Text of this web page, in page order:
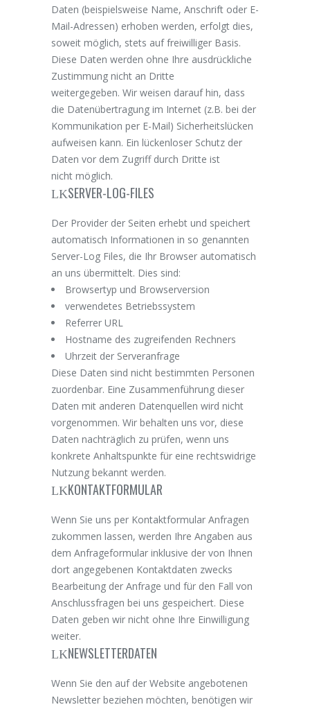
Daten (beispielsweise Name, Anschrift oder E-
Mail-Adressen) erhoben werden, erfolgt dies,
soweit möglich, stets auf freiwilliger Basis.
Diese Daten werden ohne Ihre ausdrückliche
Zustimmung nicht an Dritte
weitergegeben. Wir weisen darauf hin, dass
die Datenübertragung im Internet (z.B. bei der
Kommunikation per E-Mail) Sicherheitslücken
aufweisen kann. Ein lückenloser Schutz der
Daten vor dem Zugriff durch Dritte ist
nicht möglich.
SERVER-LOG-FILES
Der Provider der Seiten erhebt und speichert
automatisch Informationen in so genannten
Server-Log Files, die Ihr Browser automatisch
an uns übermittelt. Dies sind:
Browsertyp und Browserversion
verwendetes Betriebssystem
Referrer URL
Hostname des zugreifenden Rechners
Uhrzeit der Serveranfrage
Diese Daten sind nicht bestimmten Personen
zuordenbar. Eine Zusammenführung dieser
Daten mit anderen Datenquellen wird nicht
vorgenommen. Wir behalten uns vor, diese
Daten nachträglich zu prüfen, wenn uns
konkrete Anhaltspunkte für eine rechtswidrige
Nutzung bekannt werden.
KONTAKTFORMULAR
Wenn Sie uns per Kontaktformular Anfragen
zukommen lassen, werden Ihre Angaben aus
dem Anfrageformular inklusive der von Ihnen
dort angegebenen Kontaktdaten zwecks
Bearbeitung der Anfrage und für den Fall von
Anschlussfragen bei uns gespeichert. Diese
Daten geben wir nicht ohne Ihre Einwilligung
weiter.
NEWSLETTERDATEN
Wenn Sie den auf der Website angebotenen
Newsletter beziehen möchten, benötigen wir